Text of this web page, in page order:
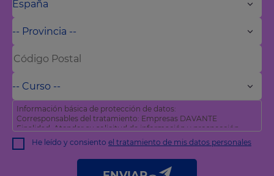
Información básica de protección de datos:
Corresponsables del tratamiento: Empresas DAVANTE
Finalidad: Atender su solicitud de información y prospección
comercial
Derechos: Puede acceder, rectificar y suprimir sus datos, así
como otros derechos tal y como se explica en nuestra
He leído y consiento el tratamiento de mis datos personales